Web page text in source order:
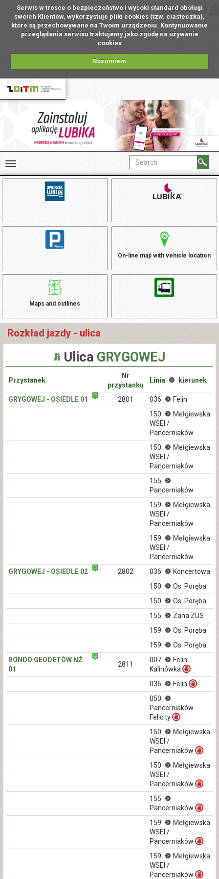
Serwis w trosce o bezpieczeństwo i wysoki standard obsługi
swoich Klientów, wykorzystuje pliki cookies (tzw. ciasteczka),
które są przechowywane na Twoim urządzeniu. Kontynuowanie
przeglądania serwisu traktujemy jako zgodę na używanie
cookies
Rozumiem
EN
On-line map with vehicle location
Maps and outlines
Rozkład jazdy - ulica
Ulica GRYGOWEJ
Przystanek
Nr
przystanku
Linia kierunek
GRYGOWEJ - OSIEDLE 01 2801 036
Felin
150
Mełgiewska
WSEI /
Pancerniaków
150
Mełgiewska
WSEI /
Pancerniaków
155
Pancerniaków
159
Mełgiewska
WSEI /
Pancerniaków
159
Mełgiewska
WSEI /
Pancerniaków
GRYGOWEJ - OSIEDLE 02
2802 036
Koncertowa
150
Os. Poręba
150
Os. Poręba
155
Zana ZUS
159
Os. Poręba
159
Os. Poręba
RONDO GEODETÓW NŻ
01
2811
007
Felin
Kalinówka
036
Felin
050
Pancerniaków
Felicity
150
Mełgiewska
WSEI /
Pancerniaków
150
Mełgiewska
WSEI /
Pancerniaków
155
Pancerniaków
159
Mełgiewska
WSEI /
Pancerniaków
159
Mełgiewska
WSEI /
Pancerniaków